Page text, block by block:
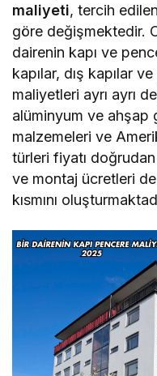
maliyeti, tercih
göre değişmektedir.
dairenin kapı ve
kapılar, dış kapılar
maliyetleri ayrı ayrı
alüminyum ve ahşap
malzemeleri ve
türleri fiyatı
ve montaj ücretleri
kısmını